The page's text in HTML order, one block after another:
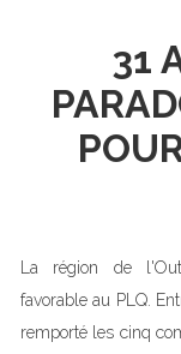
31
La région de
favorable au PLQ.
remporté les cinq